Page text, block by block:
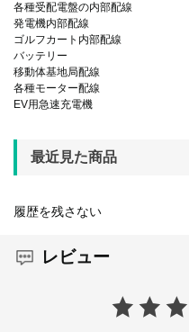
各種受配電盤の内部配線
発電機内部配線
ゴルフカート内部配線
バッテリー
移動体基地局配線
各種モーター配線
EV用急速充電機
最近見た商品
履歴を残さない
レビュー